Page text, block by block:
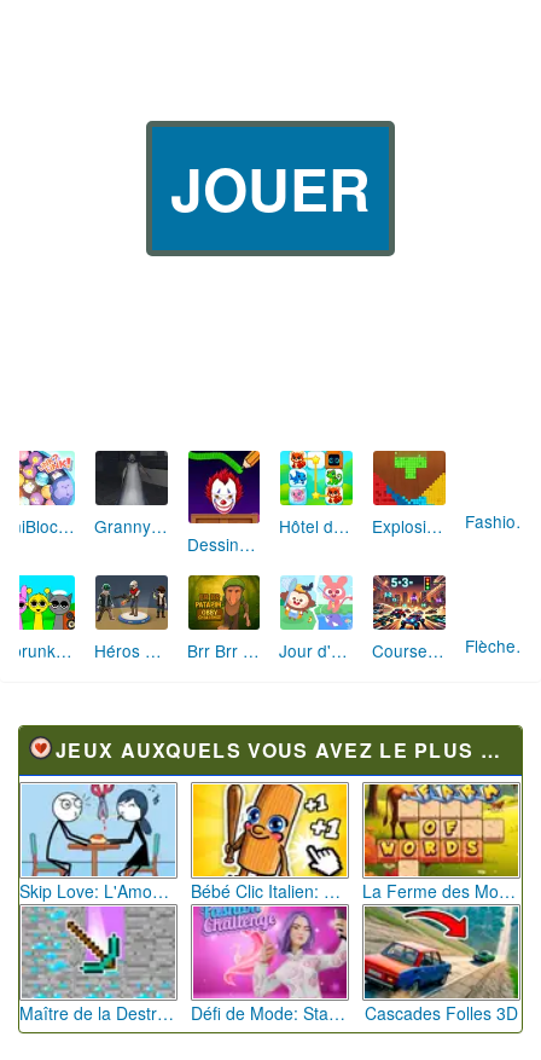
JOUER
AniBlocos: Connecte les Animaux Mignons! Granny Revient 3D : Destin Maléfique
Dessine et Écrase : Le Jeu des Monstres
Hôtel des Animaux de Rêve Explosion de Blocs de Sable Fashion Rebelle: Style Grunge Chic
Sprunki Monster: Rythmes Musicaux Monstres Héros des Terres Hostiles Brr Brr Patapim: Le Défi Parkour Délirant Jour d'Aventure: Puzzles en Plein Air Course Mathématique: La Vitesse par les Chiffres
JEUX AUXQUELS VOUS AVEZ LE PLUS JOUÉ
Skip Love: L'Amour en Péril Bébé Clic Italien: La Folie des Petits Bambins La Ferme des Mots - Cultivez votre Vocabulaire
Maître de la Destruction: Fusion de Pioches Défi de Mode: Star du Podium Cascades Folles 3D